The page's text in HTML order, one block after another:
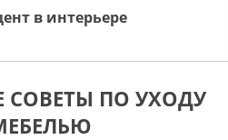
в интерьере
СОВЕТЫ ПО УХОДУ